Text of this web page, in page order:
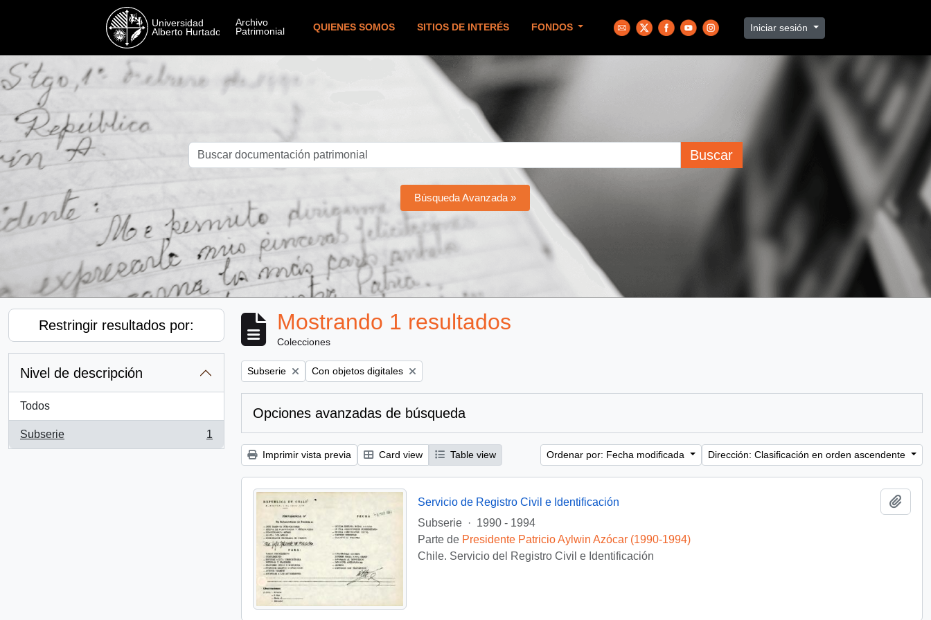
QUIENES SOMOS SITIOS DE INTERÉS FONDOS Iniciar sesión
Buscar
Búsqueda Avanzada »
Restringir resultados por:
Nivel de descripción
Todos
Subserie
, 1 resultados
1
Mostrando 1 resultados
Colecciones
Remove filter:
Subserie Remove filter:
Con objetos digitales
Opciones avanzadas de búsqueda
Imprimir vista previa Card view Table view Ordenar por: Fecha modificada Dirección: Clasificación en orden ascendente
Servicio de Registro Civil e Identificación
Subserie
· 1990 - 1994
Parte de Presidente Patricio Aylwin Azócar (1990-1994)
Chile. Servicio del Registro Civil e Identificación